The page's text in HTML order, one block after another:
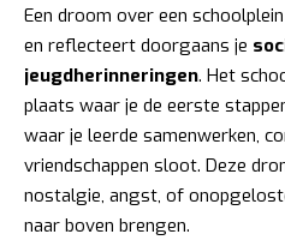
Een droom over een
en reflecteert doorgaans je
jeugdherinneringen. Het
plaats waar je de eerste
waar je leerde samenwerken,
vriendschappen sloot. Deze
nostalgie, angst, of
naar boven brengen.